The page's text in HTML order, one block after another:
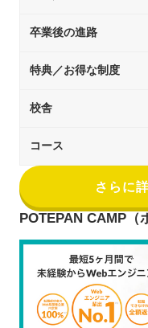
卒業後の進路
特典／お得な制度
校舎
コース
さらに
POTEPAN CAMP（